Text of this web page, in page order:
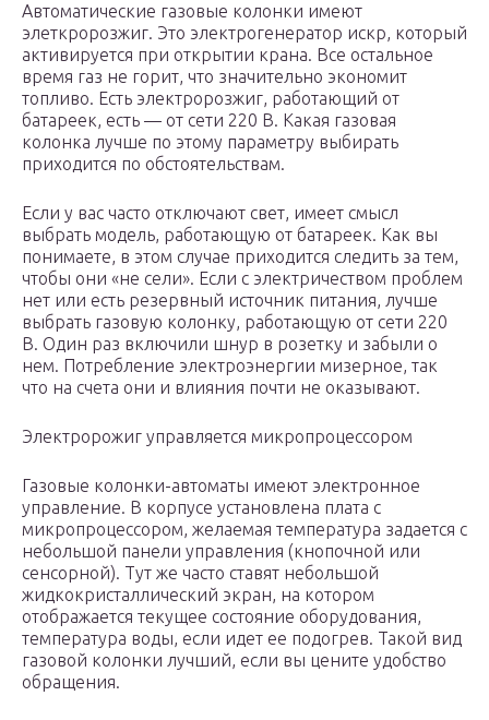
Автоматические газовые колонки имеют
элеткророзжиг. Это электрогенератор искр, который
активируется при открытии крана. Все остальное
время газ не горит, что значительно экономит
топливо. Есть электророзжиг, работающий от
батареек, есть — от сети 220 В. Какая газовая
колонка лучше по этому параметру выбирать
приходится по обстоятельствам.
Если у вас часто отключают свет, имеет смысл
выбрать модель, работающую от батареек. Как вы
понимаете, в этом случае приходится следить за тем,
чтобы они «не сели». Если с электричеством проблем
нет или есть резервный источник питания, лучше
выбрать газовую колонку, работающую от сети 220
В. Один раз включили шнур в розетку и забыли о
нем. Потребление электроэнергии мизерное, так
что на счета они и влияния почти не оказывают.
Электророжиг управляется микропроцессором
Газовые колонки-автоматы имеют электронное
управление. В корпусе установлена плата с
микропроцессором, желаемая температура задается с
небольшой панели управления (кнопочной или
сенсорной). Тут же часто ставят небольшой
жидкокристаллический экран, на котором
отображается текущее состояние оборудования,
температура воды, если идет ее подогрев. Такой вид
газовой колонки лучший, если вы цените удобство
обращения.